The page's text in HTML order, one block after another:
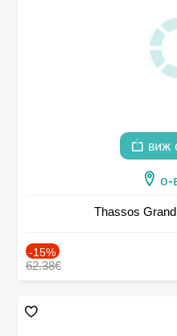
виж
о-
Thassos Grand
-15%
62.38€